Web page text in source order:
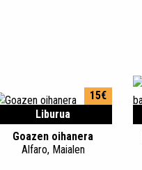
Liburua
15€
Goazen oihanera
Alfaro, Maialen